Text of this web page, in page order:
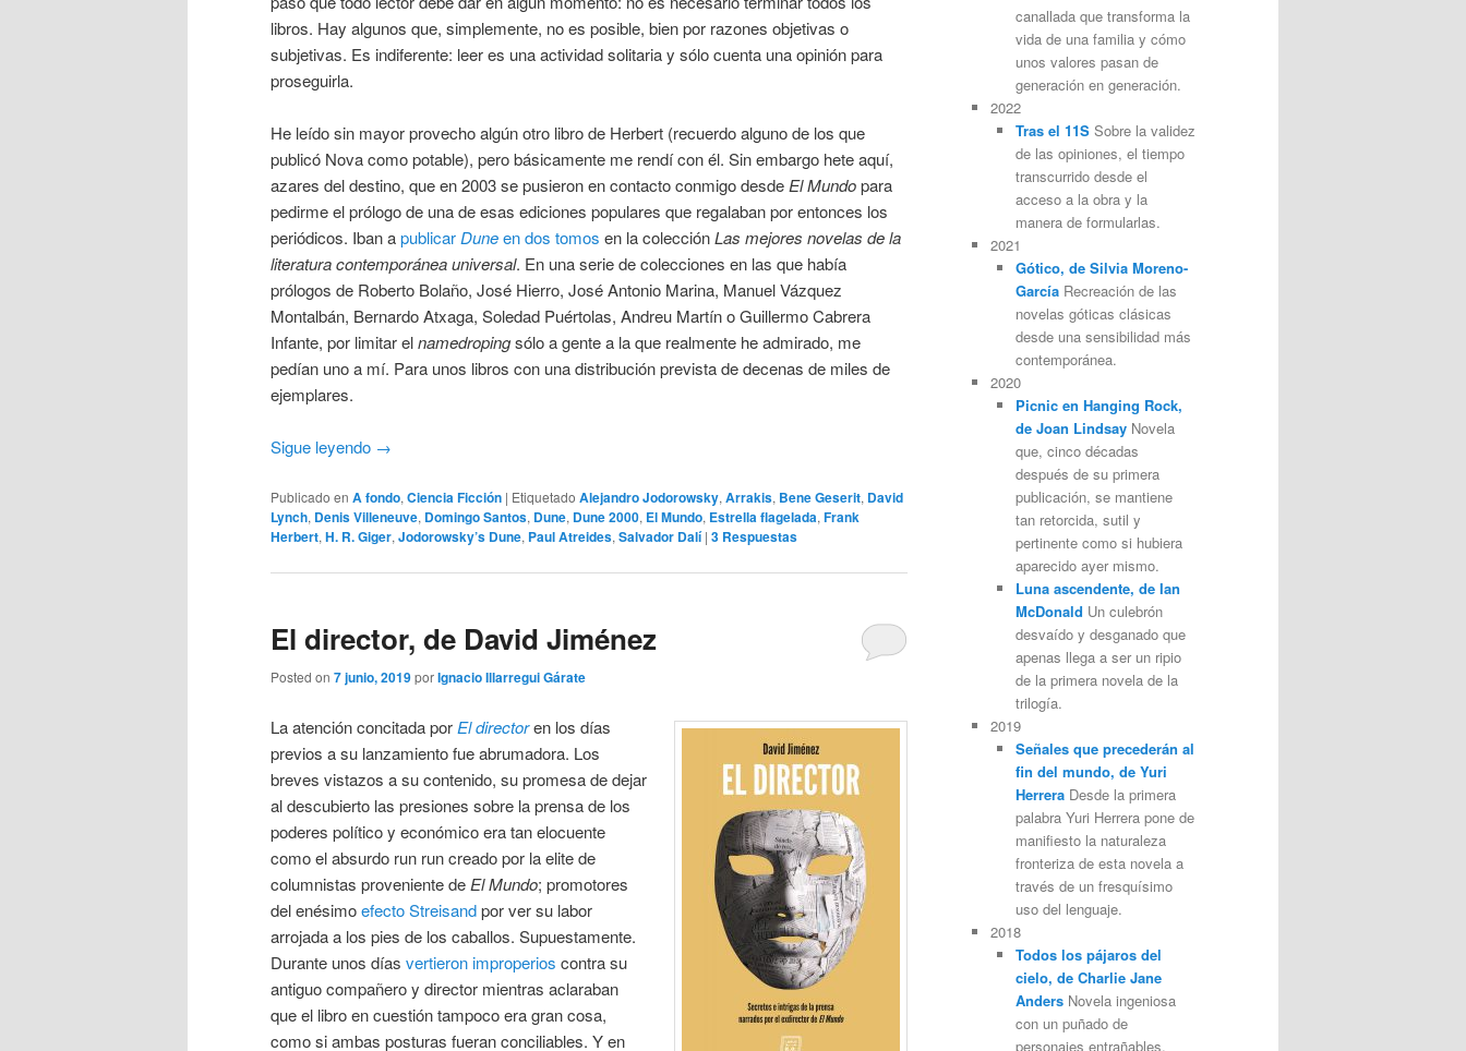
libros. Hay algunos que, simplemente, no es posible, bien por razones objetivas o
subjetivas. Es indiferente: leer es una actividad solitaria y sólo cuenta una opinión para
proseguirla.
He leído sin mayor provecho algún otro libro de Herbert (recuerdo alguno de los que
publicó Nova como potable), pero básicamente me rendí con él. Sin embargo hete aquí,
azares del destino, que en 2003 se pusieron en contacto conmigo desde El Mundopara
pedirme el prólogo de una de esas ediciones populares que regalaban por entonces los
periódicos. Iban apublicarDuneen dos tomos en la colecciónLas mejores novelas de la
literatura contemporánea universal. En una serie de colecciones en las que había
prólogos de Roberto Bolaño, José Hierro, José Antonio Marina, Manuel Vázquez
Montalbán, Bernardo Atxaga, Soledad Puértolas, Andreu Martín o Guillermo Cabrera
Infante, por limitar elnamedropingsólo a gente a la que realmente he admirado, me
pedían uno a mí. Para unos libros con una distribución prevista de decenas de miles de
ejemplares.
Sigue leyendo →
Publicado en A fondo, Ciencia Ficción | Etiquetado Alejandro Jodorowsky, Arrakis, Bene Geserit, David
Lynch, Denis Villeneuve, Domingo Santos, Dune, Dune 2000, El Mundo, Estrella flagelada, Frank
Herbert, H. R. Giger, Jodorowsky’s Dune, Paul Atreides, Salvador Dalí | 3 Respuestas
El director, de David Jiménez
Posted on 7 junio, 2019porIgnacio Illarregui Gárate
La atención concitada por El directoren los días
previos a su lanzamiento fue abrumadora. Los
breves vistazos a su contenido, su promesa de dejar
al descubierto las presiones sobre la prensa de los
poderes político y económico era tan elocuente
como el absurdo run run creado por la elite de
columnistas proveniente de El Mundo; promotores
del enésimoefecto Streisandpor ver su labor
arrojada a los pies de los caballos. Supuestamente.
Durante unos días vertieron improperios contra su
antiguo compañero y director mientras aclaraban
que el libro en cuestión tampoco era gran cosa,
como si ambas posturas fueran conciliables. Y en
canallada que transforma la
vida de una familia y cómo
unos valores pasan de
generación en generación.
2022
Tras el 11SSobre la validez
de las opiniones, el tiempo
transcurrido desde el
acceso a la obra y la
manera de formularlas.
2021
Gótico, de Silvia Moreno-
GarcíaRecreación de las
novelas góticas clásicas
desde una sensibilidad más
contemporánea.
2020
Picnic en Hanging Rock,
de Joan LindsayNovela
que, cinco décadas
después de su primera
publicación, se mantiene
tan retorcida, sutil y
pertinente como si hubiera
aparecido ayer mismo.
Luna ascendente, de Ian
McDonald Un culebrón
desvaído y desganado que
apenas llega a ser un ripio
de la primera novela de la
trilogía.
2019
Señales que precederán al
fin del mundo, de Yuri
HerreraDesde la primera
palabra Yuri Herrera pone de
manifiesto la naturaleza
fronteriza de esta novela a
través de un fresquísimo
uso del lenguaje.
2018
Todos los pájaros del
cielo, de Charlie Jane
AndersNovela ingeniosa
con un puñado de
personajes entrañables.